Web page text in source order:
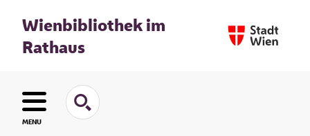
Wienbibliothek im
Rathaus
MENU